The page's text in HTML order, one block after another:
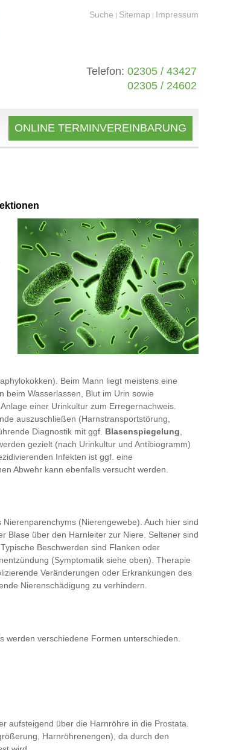
Suche | Sitemap | Impressum
Telefon: 02305 / 43427
02305 / 24602
ONLINE TERMINVEREINBARUNG
Beim Mann liegt meistens eine
beim Wasserlassen, Blut im Urin sowie
einer Urinkultur zum Erregernachweis.
auszuschließen (Harnstransportstörung,
Diagnostik mit ggf. Blasenspiegelung
gezielt (nach Urinkultur und Antibiogramm)
Infekten ist ggf. eine
Abwehr kann ebenfalls versucht werden.
(Nierengewebe). Auch hier sind
Blase über den Harnleiter zur Niere. Seltener sind
Beschwerden sind Flanken oder
(Symptomatik siehe oben). Therapie
Veränderungen oder Erkrankungen des
Nierenschädigung zu verhindern.
werden verschiedene Formen unterschieden.
aufsteigend über die Harnröhre in die Prostata.
Harnröhrenengen), da durch den